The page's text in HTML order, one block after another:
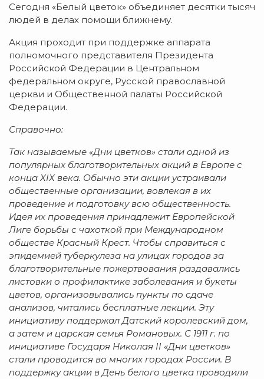
Сегодня «Белый цветок» объединяет десятки тысяч
людей в делах помощи ближнему.
Акция проходит при поддержке аппарата
полномочного представителя Президента
Российской Федерации в Центральном
федеральном округе, Русской православной
церкви и Общественной палаты Российской
Федерации.
Справочно:
Так называемые «Дни цветков» стали одной из
популярных благотворительных акций в Европе с
конца ХIХ века. Обычно эти акции устраивали
общественные организации, вовлекая в их
проведение и подготовку всю общественность.
Идея их проведения принадлежит Европейской
Лиге борьбы с чахоткой при Международном
обществе Красный Крест. Чтобы справиться с
эпидемией туберкулеза на улицах городов за
благотворительные пожертвования раздавались
листовки о профилактике заболевания и букеты
цветов, организовывались пункты по сдаче
анализов, читались бесплатные лекции. Эту
инициативу поддержал Датский королевский дом,
а затем и царская семья Романовых. С 1911 г. по
инициативе Государя Николая II «Дни цветков»
стали проводится во многих городах России. В
поддержку акции в День белого цветка проводили